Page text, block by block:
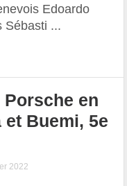
Edoardo
Sébasti ...
en
Buemi, 5e
2022